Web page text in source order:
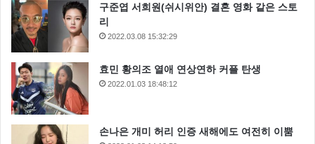
구준엽 서희원(쉬시위안) 결혼 영화 같은 스토
리
2022.03.08 15:32:29
효민 황의조 열애 연상연하 커플 탄생
2022.01.03 18:48:12
손나은 개미 허리 인증 새해에도 여전히 이뿜